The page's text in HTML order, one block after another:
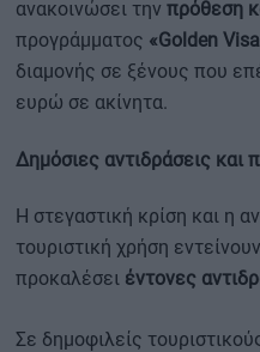
ανακοινώσει την πρόθεση
προγράμματος «Golden
διαμονής σε ξένους που
ευρώ σε ακίνητα.
Δημόσιες αντιδράσεις και
Η στεγαστική κρίση και η
τουριστική χρήση
προκαλέσει έντονες
Σε δημοφιλείς